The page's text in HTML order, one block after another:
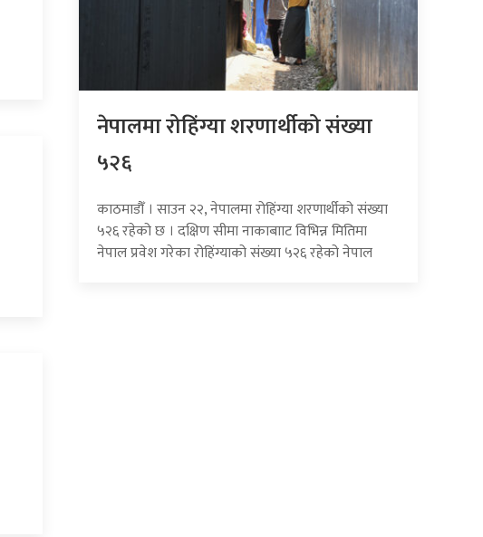
नेपालमा रोहिंग्या शरणार्थीको संख्या
५२६
काठमाडौँ । साउन २२, नेपालमा रोहिंग्या शरणार्थीको संख्या
५२६ रहेको छ । दक्षिण सीमा नाकाबााट विभिन्न मितिमा
नेपाल प्रवेश गरेका रोहिंग्याको संख्या ५२६ रहेको नेपाल